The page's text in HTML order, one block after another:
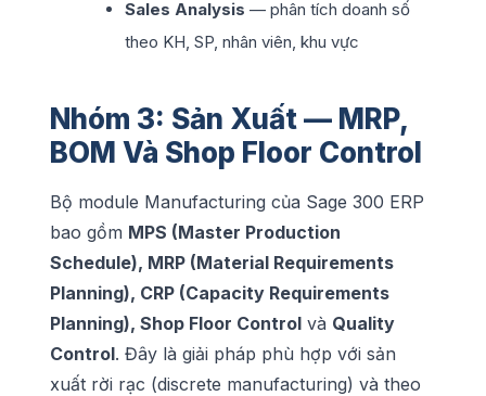
Sales Analysis — phân tích doanh số
theo KH, SP, nhân viên, khu vực
Nhóm 3: Sản Xuất — MRP,
BOM Và Shop Floor Control
Bộ module Manufacturing của Sage 300 ERP
bao gồm MPS (Master Production
Schedule), MRP (Material Requirements
Planning), CRP (Capacity Requirements
Planning), Shop Floor Control và Quality
Control. Đây là giải pháp phù hợp với sản
xuất rời rạc (discrete manufacturing) và theo